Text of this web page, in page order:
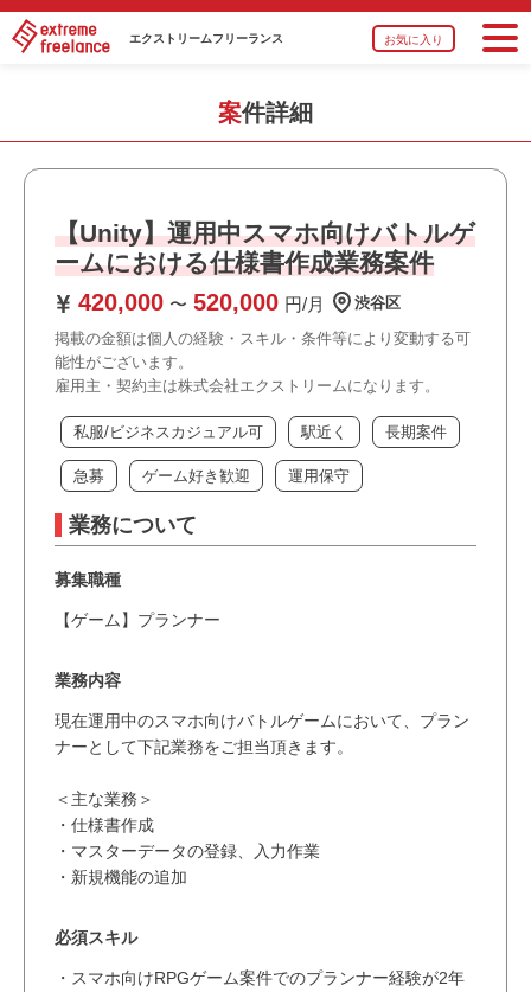
エクストリームフリーランス お気に入り
案件詳細
【Unity】運用中スマホ向けバトルゲ
ームにおける仕様書作成業務案件
420,000 〜 520,000 円/月
渋谷区
掲載の金額は個人の経験・スキル・条件等により変動する可
能性がございます。
雇用主・契約主は株式会社エクストリームになります。
私服/ビジネスカジュアル可 駅近く 長期案件
急募 ゲーム好き歓迎 運用保守
業務について
募集職種
【ゲーム】プランナー
業務内容
現在運用中のスマホ向けバトルゲームにおいて、プラン
ナーとして下記業務をご担当頂きます。
＜主な業務＞
・仕様書作成
・マスターデータの登録、入力作業
・新規機能の追加
必須スキル
・スマホ向けRPGゲーム案件でのプランナー経験が2年